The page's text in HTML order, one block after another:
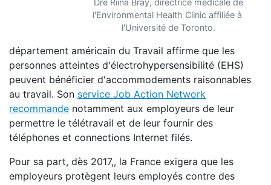
Dre Riina Bray, directrice médicale de
l'Environmental Health Clinic affiliée à
l'Université de Toronto.
département américain du Travail affirme que les
personnes atteintes d'électrohypersensibilité (EHS)
peuvent bénéficier d'accommodements raisonnables
au travail. Son service Job Action Network
recommande notamment aux employeurs de leur
permettre le télétravail et de leur fournir des
téléphones et connections Internet filés.
Pour sa part, dès 2017,, la France exigera que les
employeurs protègent leurs employés contre des